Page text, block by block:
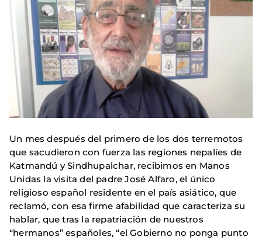
Un mes después del primero de los dos terremotos
que sacudieron con fuerza las regiones nepalíes de
Katmandú y Sindhupalchar, recibimos en Manos
Unidas la visita del padre José Alfaro, el único
religioso español residente en el país asiático, que
reclamó, con esa firme afabilidad que caracteriza su
hablar, que tras la repatriación de nuestros
“hermanos” españoles, “el Gobierno no ponga punto